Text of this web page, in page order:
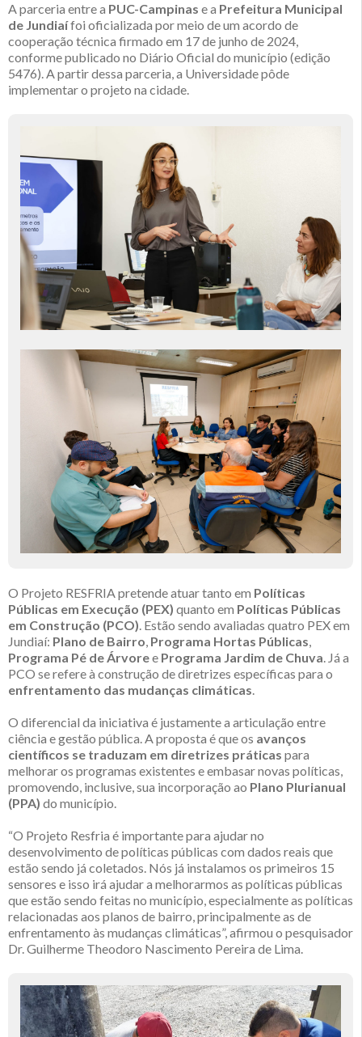
A parceria entre a PUC-Campinas e a Prefeitura Municipal
de Jundiaífoi oficializada por meio de um acordo de
cooperação técnica firmado em 17 de junho de 2024,
conforme publicado no Diário Oficial do município (edição
5476). A partir dessa parceria, a Universidade pôde
implementar o projeto na cidade.
O Projeto RESFRIA pretende atuar tanto em Políticas
Públicas em Execução (PEX) quanto em Políticas Públicas
em Construção (PCO). Estão sendo avaliadas quatro PEX em
Jundiaí: Plano de Bairro, Programa Hortas Públicas,
Programa Pé de Árvoree Programa Jardim de Chuva. Já a
PCO se refere à construção de diretrizes específicas para o
enfrentamento das mudanças climáticas.
O diferencial da iniciativa é justamente a articulação entre
ciência e gestão pública. A proposta é que os avanços
científicos se traduzam em diretrizes práticas para
melhorar os programas existentes e embasar novas políticas,
promovendo, inclusive, sua incorporação ao Plano Plurianual
(PPA) do município.
“O Projeto Resfria é importante para ajudar no
desenvolvimento de políticas públicas com dados reais que
estão sendo já coletados. Nós já instalamos os primeiros 15
sensores e isso irá ajudar a melhorarmos as políticas públicas
que estão sendo feitas no município, especialmente as políticas
relacionadas aos planos de bairro, principalmente as de
enfrentamento às mudanças climáticas”, afirmou o pesquisador
Dr. Guilherme Theodoro Nascimento Pereira de Lima.